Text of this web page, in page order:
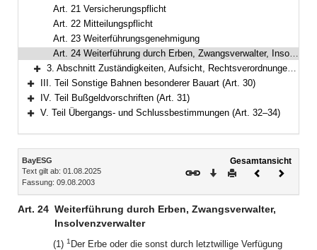
Art. 21 Versicherungspflicht
Art. 22 Mitteilungspflicht
Art. 23 Weiterführungsgenehmigung
Art. 24 Weiterführung durch Erben, Zwangsverwalter, Insolvenzverwalter
Bereich erweitern
3. Abschnitt Zuständigkeiten, Aufsicht, Rechtsverordnungen (Art. 25–29)
Bereich erweitern
III. Teil Sonstige Bahnen besonderer Bauart (Art. 30)
Bereich erweitern
IV. Teil Bußgeldvorschriften (Art. 31)
V. Teil Übergangs- und Schlussbestimmungen (Art. 32–34)
Inhalt
BayESG
Text gilt ab: 01.08.2025
Fassung: 09.08.2003
Gesamtansicht
Download
DruckenVorheriges
Art. 24 Weiterführung durch Erben, Zwangsverwalter,
Insolvenzverwalter
(1) 1 Der Erbe oder die sonst durch letztwillige Verfügung